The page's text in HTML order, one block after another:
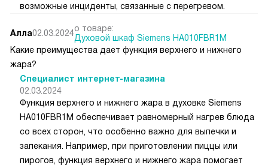
возможные инциденты, связанные с перегревом.
Алла02.03.2024о товаре:
Духовой шкаф Siemens HA010FBR1M
Какие преимущества дает функция верхнего и нижнего
жара?
Специалист интернет-магазина
02.03.2024
Функция верхнего и нижнего жара в духовке Siemens
HA010FBR1M обеспечивает равномерный нагрев блюда
со всех сторон, что особенно важно для выпечки и
запекания. Например, при приготовлении пиццы или
пирогов, функция верхнего и нижнего жара помогает